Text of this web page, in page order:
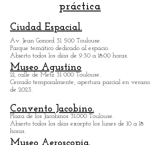
interesaremos en el barrio que se
que en el pasado esta atravesado por un del
Río Garonne, lo cual ya no ocurre hoy en
día. Y si fuéramos a descubrir
práctica
Ciudad Espacial.
Av. Jean Gonord 31 500 Toulouse.
Parque temático dedicado al espacio.
Abierto todos los días de 9:30 a 18:00 horas.
Museo Agustino
Cerrado temporalmente, apertura parcial en verano
de 2023.
Convento Jacobino.
Plaza de los Jacobinos 31.000 Toulouse.